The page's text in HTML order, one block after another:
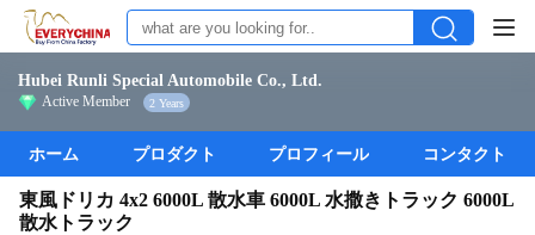
Hubei Runli Special Automobile Co., Ltd.
Active Member 2 Years
ホーム プロダクト プロフィール コンタクト
東風ドリカ 4x2 6000L 散水車 6000L 水撒きトラック 6000L
散水トラック